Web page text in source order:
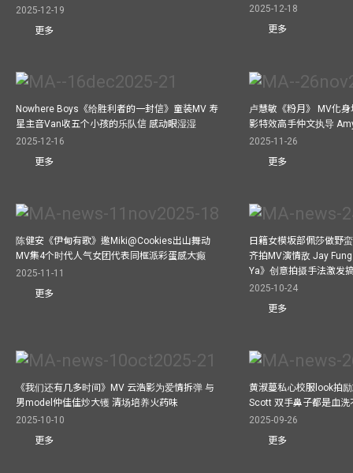
2025-12-19
更多
2025-12-18
更多
Nowhere Boys《给胜利者的一封信》童装MV 寿
星主音Van收五个小孩的乐队信 感动眼湿湿
2025-12-16
更多
卢慧敏《粉月》 MV化
影特效高手仲文执导
2025-11-26
更多
陈健安《伊甸有歌》邀Miki@Cookies出山舞动
MV集4个时代人气女团代表同框派彩蛋感大癫
2025-11-11
更多
日籍女模坂部佩莎做野
齐拍MV演情敌 Jay
Ya》创意拍摄手法激发
2025-10-24
更多
《我们还有几多时间》MV 云浩影为爱情拆弹 与
男model仲佳佳炒大镬 清场培养火药味
2025-10-10
更多
黄淑蔓私心校服look拍
Scott 双手鼻子都是血洗
2025-09-26
更多